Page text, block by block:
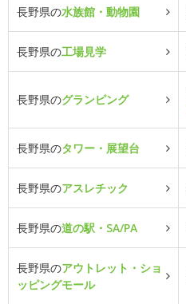
長野県の水族館・動物園
長野県の工場見学
長野県のグランピング
長野県のタワー・展望台
長野県のアスレチック
長野県の道の駅・SA/PA
長野県のアウトレット・ショ
ッピングモール